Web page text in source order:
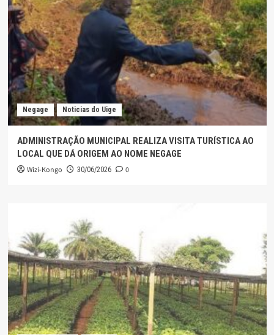
Negage Noticias do Uige
ADMINISTRAÇÃO MUNICIPAL REALIZA VISITA TURÍSTICA AO
LOCAL QUE DÁ ORIGEM AO NOME NEGAGE
Wizi-Kongo 30/06/2026 0